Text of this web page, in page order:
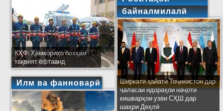
КҲФ: Ҳамкориҳо бозҳам
тақвият ёфтаанд
Илм ва фанноварӣ
байналмилалӣ
Ширкати ҳайати Тоҷикистон дар
ҷаласаи идораҳои наҷоти
кишварҳои узви СҲШ дар
шаҳри Деҳлӣ